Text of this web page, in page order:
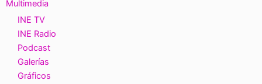
Multimedia
INE TV
INE Radio
Podcast
Galerías
Gráficos